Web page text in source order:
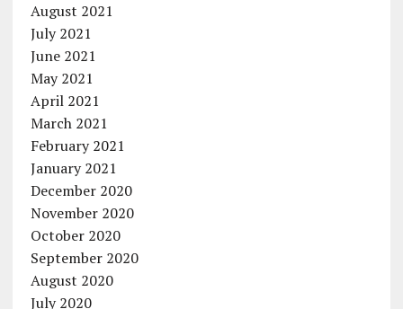
August 2021
July 2021
June 2021
May 2021
April 2021
March 2021
February 2021
January 2021
December 2020
November 2020
October 2020
September 2020
August 2020
July 2020